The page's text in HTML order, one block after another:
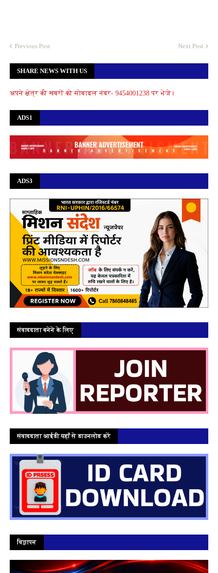
Previous Post Next Post
SHARE NEWS WITH US
अपने क्षेत्र की खबरों को मोबाइल नंबर- 9454001238 पर भेजे।
ADS1
ADS3
संवाददाता बनेने के लिए
संवाददाता आईडी यहाँ से डाउनलोड करें
विज्ञापन